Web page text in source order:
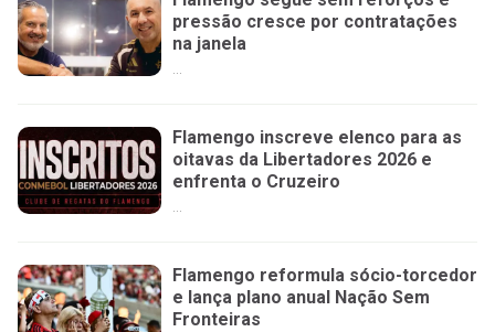
pressão cresce por contratações
na janela
...
Flamengo inscreve elenco para as
oitavas da Libertadores 2026 e
enfrenta o Cruzeiro
...
Flamengo reformula sócio-torcedor
e lança plano anual Nação Sem
Fronteiras